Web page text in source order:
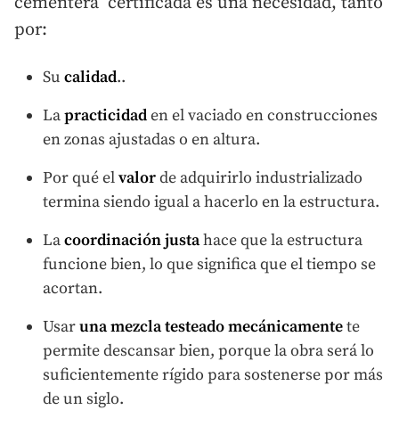
por:
Su calidad..
Lapracticidaden el vaciado en construcciones
en zonas ajustadas o en altura.
Por qué elvalorde adquirirlo industrializado
termina siendo igual a hacerlo en la estructura.
Lacoordinación justahace que la estructura
funcione bien, lo que significa que el tiempo se
acortan.
Usaruna mezcla testeadomecánicamentete
permite descansar bien, porque la obra será lo
suficientemente rígido para sostenerse por más
de un siglo.